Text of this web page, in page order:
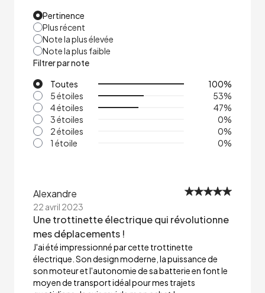
Pertinence
Plus récent
Note la plus élevée
Note la plus faible
Filtrer par note
Toutes
100%
5 étoiles
53%
4 étoiles
47%
3 étoiles
0%
2 étoiles
0%
1 étoile
0%
Alexandre
22 avril 2023
Une trottinette électrique qui révolutionne
mes déplacements !
J'ai été impressionné par cette trottinette
électrique. Son design moderne, la puissance de
son moteur et l'autonomie de sa batterie en font le
moyen de transport idéal pour mes trajets